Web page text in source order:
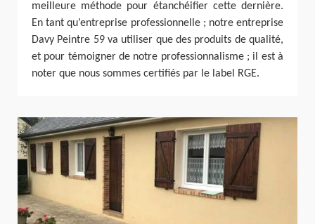
meilleure méthode pour étanchéifier cette dernière.
En tant qu’entreprise professionnelle ; notre entreprise
Davy Peintre 59 va utiliser que des produits de qualité,
et pour témoigner de notre professionnalisme ; il est à
noter que nous sommes certifiés par le label RGE.